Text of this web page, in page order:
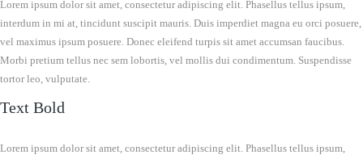
Lorem ipsum dolor sit amet, consectetur adipiscing elit. Phasellus tellus ipsum,
interdum in mi at, tincidunt suscipit mauris. Duis imperdiet magna eu orci posuere,
vel maximus ipsum posuere. Donec eleifend turpis sit amet accumsan faucibus.
Morbi pretium tellus nec sem lobortis, vel mollis dui condimentum. Suspendisse
tortor leo, vulputate.
Text Bold
Lorem ipsum dolor sit amet, consectetur adipiscing elit. Phasellus tellus ipsum,